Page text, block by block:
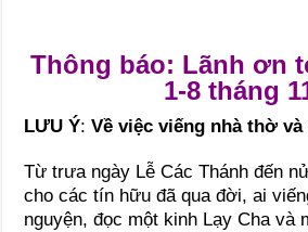
Thông báo: Lãnh ơn
1-8 tháng
LƯU Ý:Về việc viếng nhà thờ
Từ trưa ngày Lễ Các Thánh đến
cho các tín hữu đã qua đời, ai
nguyện, đọc một kinh Lạy Cha và